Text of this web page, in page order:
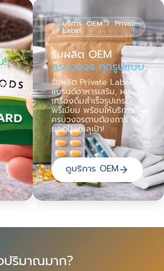
!
อีก
บริการ OEM / Private
Label
รับผลิต OEM
ครบวงจร ทุกรูปแบบ
รับผลิต Private Label
แบรนด์อาหารเสริม, ผง
เครื่องดื่มสำเร็จรูปเกรด
พรีเมียม พร้อมให้บริการ
ครบวงจรตามต้องการ ให้
ยอดปังทะลุเป้า!
ดูบริการ OEM
ปริมาณมาก?